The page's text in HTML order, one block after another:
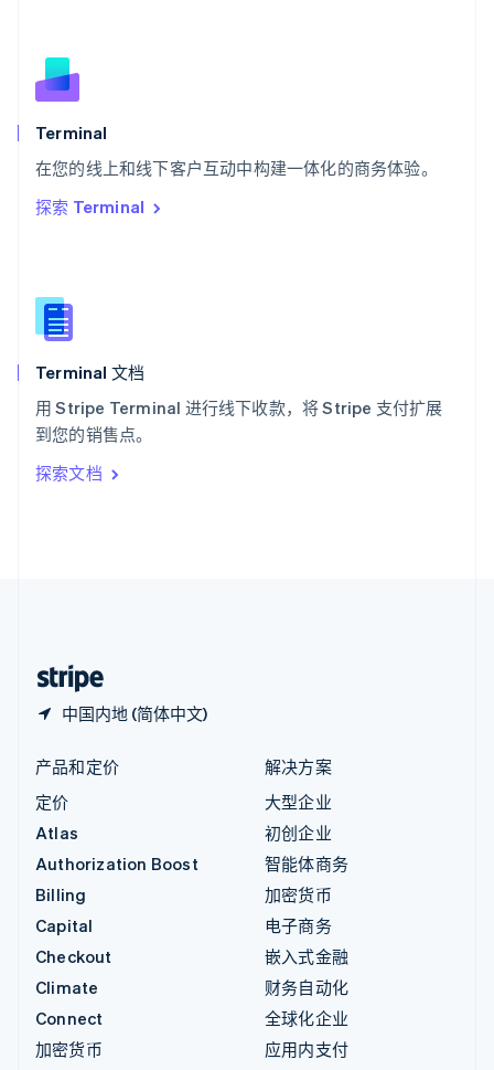
Terminal
在您的线上和线下客户互动中构建一体化的商务体验。
探索 Terminal
Terminal 文档
用 Stripe Terminal 进行线下收款，将 Stripe 支付扩展
到您的销售点。
探索文档
中国内地 (简体中文)
斯洛伐克
English
斯洛文尼亚
泰国
ไทยEnglish
English
English
新西兰
匈牙利
意大利
ItalianoEnglish
印度
English
产品和定价
定价
Atlas
Authorization Boost
Billing
Capital
Checkout
Climate
Connect
加密货币
解决方案
大型企业
初创企业
智能体商务
加密货币
电子商务
嵌入式金融
财务自动化
全球化企业
应用内支付